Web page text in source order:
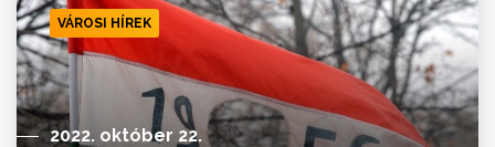
VÁROSI HÍREK
2022. október 22.